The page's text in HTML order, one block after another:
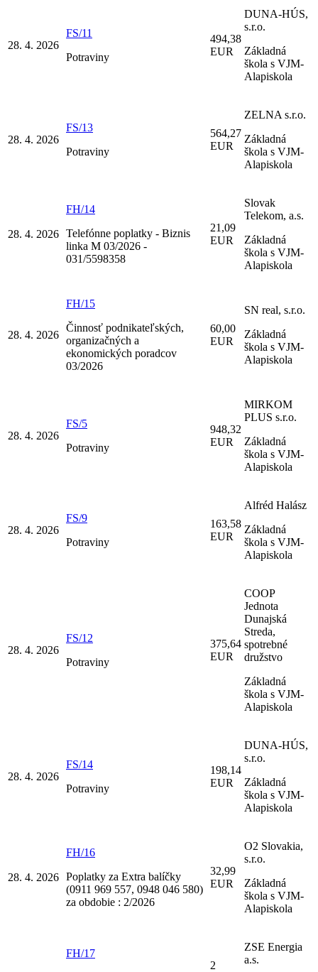
28. 4. 2026
FS/11
Potraviny
494,38
EUR
DUNA-HÚS,
s.r.o.
Základná
škola s VJM-
Alapiskola
28. 4. 2026
FS/13
Potraviny
564,27
EUR
ZELNA s.r.o.
Základná
škola s VJM-
Alapiskola
28. 4. 2026
FH/14
Telefónne poplatky - Biznis
linka M 03/2026 -
031/5598358
21,09
EUR
Slovak
Telekom, a.s.
Základná
škola s VJM-
Alapiskola
28. 4. 2026
FH/15
Činnosť podnikateľských,
organizačných a
ekonomických poradcov
03/2026
60,00
EUR
SN real, s.r.o.
Základná
škola s VJM-
Alapiskola
28. 4. 2026
FS/5
Potraviny
948,32
EUR
MIRKOM
PLUS s.r.o.
Základná
škola s VJM-
Alapiskola
28. 4. 2026
FS/9
Potraviny
163,58
EUR
Alfréd Halász
Základná
škola s VJM-
Alapiskola
28. 4. 2026
FS/12
Potraviny
375,64
EUR
COOP
Jednota
Dunajská
Streda,
spotrebné
družstvo
Základná
škola s VJM-
Alapiskola
28. 4. 2026
FS/14
Potraviny
198,14
EUR
DUNA-HÚS,
s.r.o.
Základná
škola s VJM-
Alapiskola
28. 4. 2026
FH/16
Poplatky za Extra balíčky
(0911 969 557, 0948 046 580)
za obdobie : 2/2026
32,99
EUR
O2 Slovakia,
s.r.o.
Základná
škola s VJM-
Alapiskola
FH/17
2
ZSE Energia
a.s.